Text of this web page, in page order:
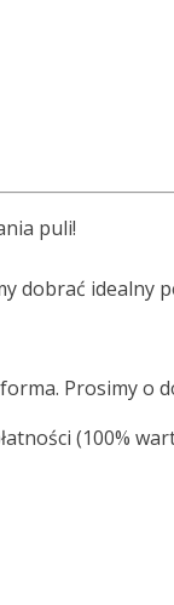
puli!
dobrać idealny
Prosimy o
(100%